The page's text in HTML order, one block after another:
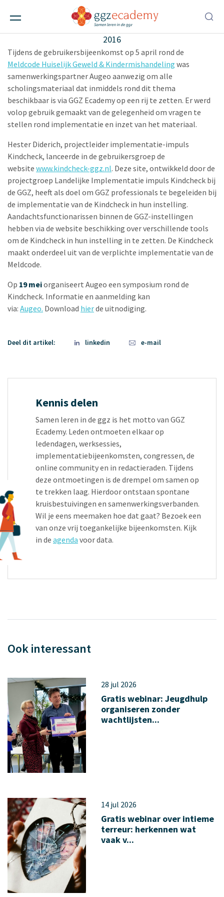
Verslag gebruikersgroep over Meldcode
Ggz-instellingen,Scholen,Lidmaatschap
2016
Tijdens de gebruikersbijeenkomst op 5 april rond de
Meldcode Huiselijk Geweld & Kindermishandeling was
samenwerkingspartner Augeo aanwezig om alle
scholingsmateriaal dat inmiddels rond dit thema
beschikbaar is via GGZ Ecademy op een rij te zetten. Er werd
volop gebruik gemaakt van de gelegenheid om vragen te
stellen rond implementatie en inzet van het materiaal.
Hester Diderich, projectleider implementatie-impuls
Kindcheck, lanceerde in de gebruikersgroep de
website www.kindcheck-ggz.nl. Deze site, ontwikkeld door de
projectgroep Landelijke Implementatie impuls Kindcheck bij
de GGZ, heeft als doel om GGZ professionals te begeleiden bij
de implementatie van de Kindcheck in hun instelling.
Aandachtsfunctionarissen binnen de GGZ-instellingen
hebben via de website beschikking over verschillende tools
om de Kindcheck in hun instelling in te zetten. De Kindcheck
maakt onderdeel uit van de verplichte implementatie van de
Meldcode.
Op 19 meiorganiseert Augeo een symposium rond de
Kindcheck. Informatie en aanmelding kan
via: Augeo. Download hierde uitnodiging.
Deel dit artikel: linkedin e-mail
Kennis delen
Samen leren in de ggz is het motto van GGZ
Ecademy. Leden ontmoeten elkaar op
ledendagen, werksessies,
implementatiebijeenkomsten, congressen, de
online community en in redactieraden. Tijdens
deze ontmoetingen is de drempel om samen op
te trekken laag. Hierdoor ontstaan spontane
kruisbestuivingen en samenwerkingsverbanden.
Wil je eens meemaken hoe dat gaat? Bezoek een
van onze vrij toegankelijke bijeenkomsten. Kijk
in de agenda voor data.
Ook interessant
28 jul 2026
Gratis webinar: Jeugdhulp
organiseren zonder
wachtlijsten...
14 jul 2026
Gratis webinar over intieme
terreur: herkennen wat
vaak v...